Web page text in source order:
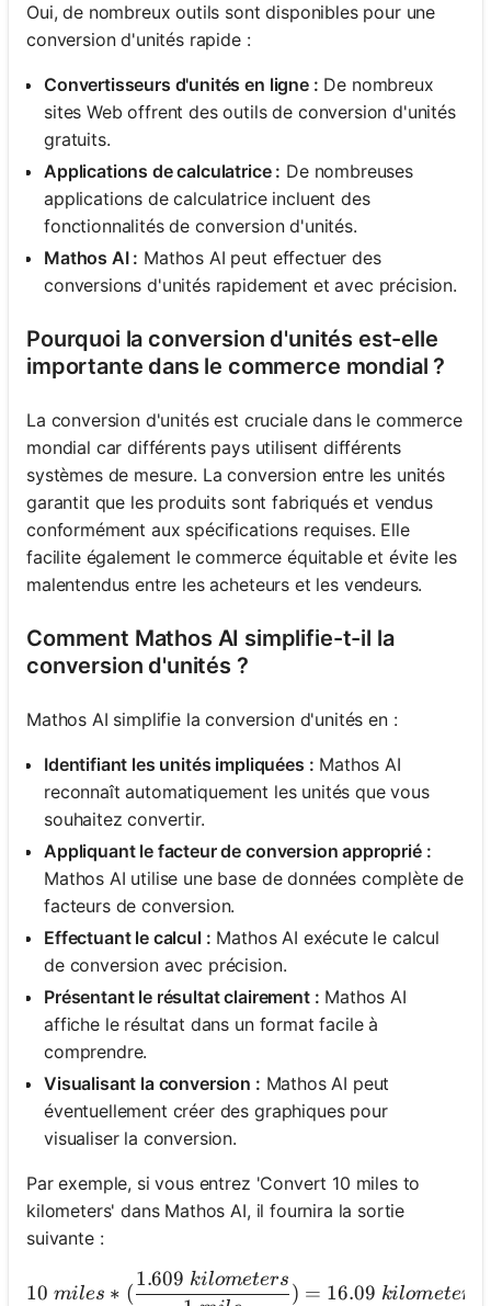
Oui, de nombreux outils sont disponibles pour une
conversion d'unités rapide :
Convertisseurs d'unités en ligne : De nombreux
sites Web offrent des outils de conversion d'unités
gratuits.
Applications de calculatrice : De nombreuses
applications de calculatrice incluent des
fonctionnalités de conversion d'unités.
Mathos AI : Mathos AI peut effectuer des
conversions d'unités rapidement et avec précision.
Pourquoi la conversion d'unités est-elle
importante dans le commerce mondial ?
La conversion d'unités est cruciale dans le commerce
mondial car différents pays utilisent différents
systèmes de mesure. La conversion entre les unités
garantit que les produits sont fabriqués et vendus
conformément aux spécifications requises. Elle
facilite également le commerce équitable et évite les
malentendus entre les acheteurs et les vendeurs.
Comment Mathos AI simplifie-t-il la
conversion d'unités ?
Mathos AI simplifie la conversion d'unités en :
Identifiant les unités impliquées : Mathos AI
reconnaît automatiquement les unités que vous
souhaitez convertir.
Appliquant le facteur de conversion approprié :
Mathos AI utilise une base de données complète de
facteurs de conversion.
Effectuant le calcul : Mathos AI exécute le calcul
de conversion avec précision.
Présentant le résultat clairement : Mathos AI
affiche le résultat dans un format facile à
comprendre.
Visualisant la conversion : Mathos AI peut
éventuellement créer des graphiques pour
visualiser la conversion.
Par exemple, si vous entrez 'Convert 10 miles to
kilometers' dans Mathos AI, il fournira la sortie
suivante :
10\ miles * (\frac{1.609\
10 miles ∗ (
1.609 kilometers
) = 16.09 kilometers